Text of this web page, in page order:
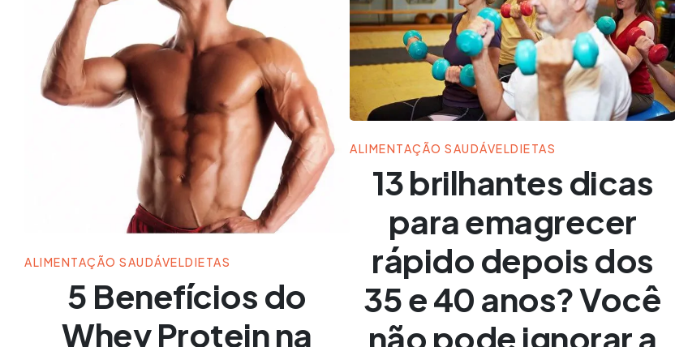
ALIMENTAÇÃO SAUDÁVELDIETAS
5 Benefícios do
Whey Protein na
ALIMENTAÇÃO SAUDÁVELDIETAS
13 brilhantes dicas
para emagrecer
rápido depois dos
35 e 40 anos? Você
não pode ignorar a